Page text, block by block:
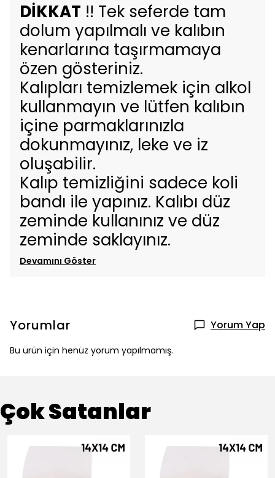
DİKKAT !! Tek seferde tam
dolum yapılmalı ve kalıbın
kenarlarına taşırmamaya
özen gösteriniz.
Kalıpları temizlemek için alkol
kullanmayın ve lütfen kalıbın
içine parmaklarınızla
dokunmayınız, leke ve iz
oluşabilir.
Kalıp temizliğini sadece koli
bandı ile yapınız. Kalıbı düz
zeminde kullanınız ve düz
zeminde saklayınız.
Devamını Göster
Yorumlar Yorum Yap
Bu ürün için henüz yorum yapılmamış.
Çok Satanlar